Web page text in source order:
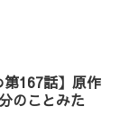
第167話】原作
のことみた